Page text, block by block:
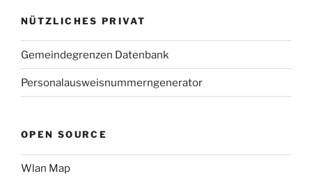
NÜTZLICHES PRIVAT
Gemeindegrenzen Datenbank
Personalausweisnummerngenerator
OPEN SOURCE
Wlan Map